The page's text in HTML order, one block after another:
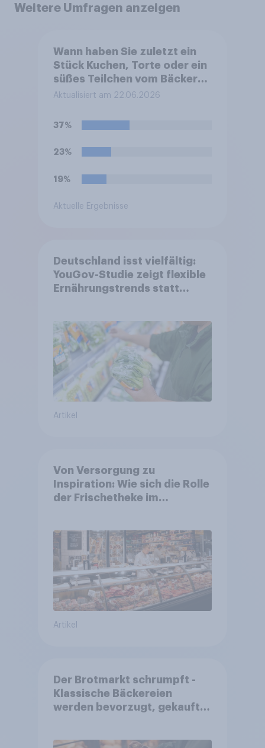
Weitere Umfragen anzeigen
Wann haben Sie zuletzt ein
Stück Kuchen, Torte oder ein
süßes Teilchen vom Bäcker
gegessen?
Aktualisiert am 22.06.2026
37%
23%
19%
Aktuelle Ergebnisse
Deutschland isst vielfältig:
YouGov-Studie zeigt flexible
Ernährungstrends statt
Artikel
Von Versorgung zu
Inspiration: Wie sich die Rolle
der Frischetheke im
Artikel
Der Brotmarkt schrumpft -
Klassische Bäckereien
werden bevorzugt, gekauft